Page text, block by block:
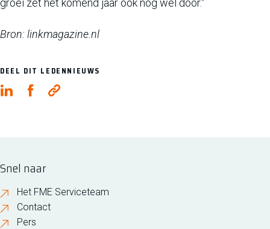
groei zet het komend jaar ook nog wel door."
Bron: linkmagazine.nl
DEEL DIT LEDENNIEUWS
Snel naar
Het FME Serviceteam
Contact
Pers